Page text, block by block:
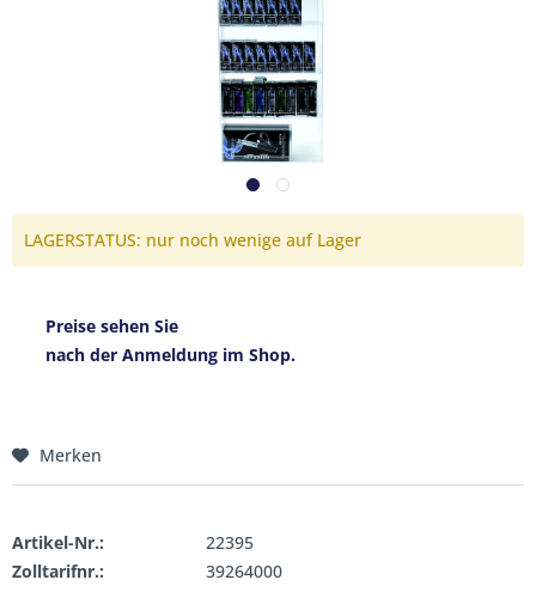
LAGERSTATUS: nur noch wenige auf Lager
Preise sehen Sie
nach der Anmeldung im Shop.
Merken
Artikel-Nr.:
22395
Zolltarifnr.:
39264000